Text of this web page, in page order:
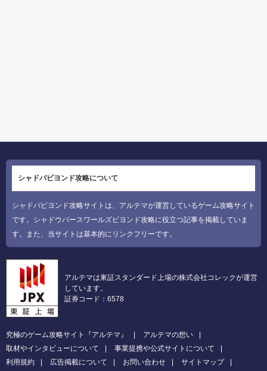
シャドバビヨンド攻略について
シャドバビヨンド攻略サイトは、アルテマが運営しているゲーム攻略サイト
です。シャドウバースワールズビヨンド攻略に役立つ記事を掲載していま
す。また、当サイトは基本的にリンクフリーです。
アルテマは東証スタンダード上場の株式会社コレックが運営
しています。
証券コード：6578
究極のゲーム攻略サイト『アルテマ』
アルテマの想い
取材やインタビューについて
事業提携や公式サイトについて
利用規約
広告掲載について お問い合わせ サイトマップ